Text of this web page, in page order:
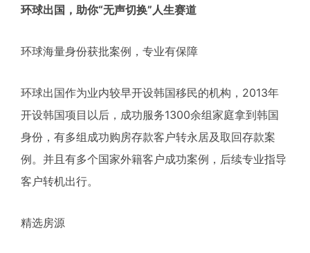
环球出国，助你“无声切换”人生赛道
环球海量身份获批案例，专业有保障
环球出国作为业内较早开设韩国移民的机构，2013年
开设韩国项目以后，成功服务1300余组家庭拿到韩国
身份，有多组成功购房存款客户转永居及取回存款案
例。并且有多个国家外籍客户成功案例，后续专业指导
客户转机出行。
精选房源